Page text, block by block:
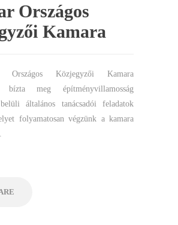
Országos
Kamara
Közjegyzői Kamara
bízta meg építményvillamosság
általános tanácsadói feladatok
folyamatosan végzünk a kamara